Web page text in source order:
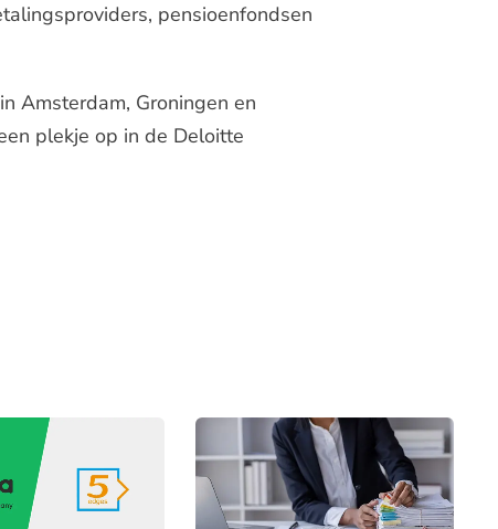
pensioenfondsen
Amsterdam, Groningen en
plekje op in de Deloitte